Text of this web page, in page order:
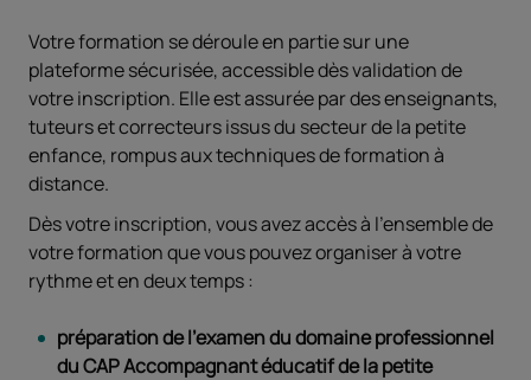
Votre formation se déroule en partie sur une
plateforme sécurisée, accessible dès validation de
votre inscription. Elle est assurée par des enseignants,
tuteurs et correcteurs issus du secteur de la petite
enfance, rompus aux techniques de formation à
distance.
Dès votre inscription, vous avez accès à l'ensemble de
votre formation que vous pouvez organiser à votre
rythme et en deux temps :
préparation de l’examen du domaine professionnel
du CAP Accompagnant éducatif de la petite